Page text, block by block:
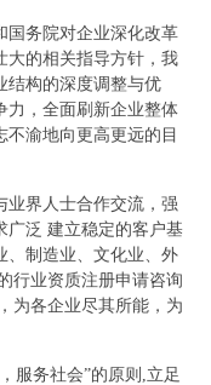
国务院对企业深化改革
大的相关指导方针，我
结构的深度调整与优
力，全面刷新企业整体
渝地向更高更远的目
业界人士合作交流，强
广泛 建立稳定的客户基
、制造业、文化业、外
行业资质注册申请咨询
为各企业尽其所能，为
服务社会”的原则,立足